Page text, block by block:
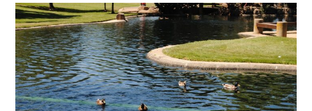
Paulo